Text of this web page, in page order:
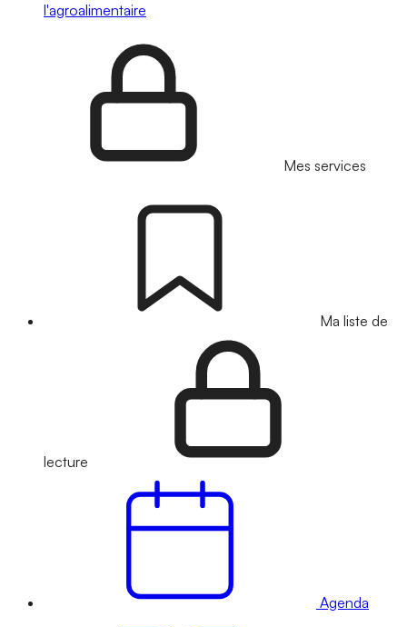
l'agroalimentaire
Mes services
Ma liste de
lecture
Agenda